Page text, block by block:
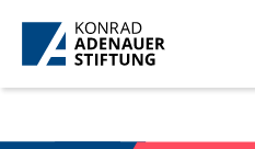
Skip to Main Content